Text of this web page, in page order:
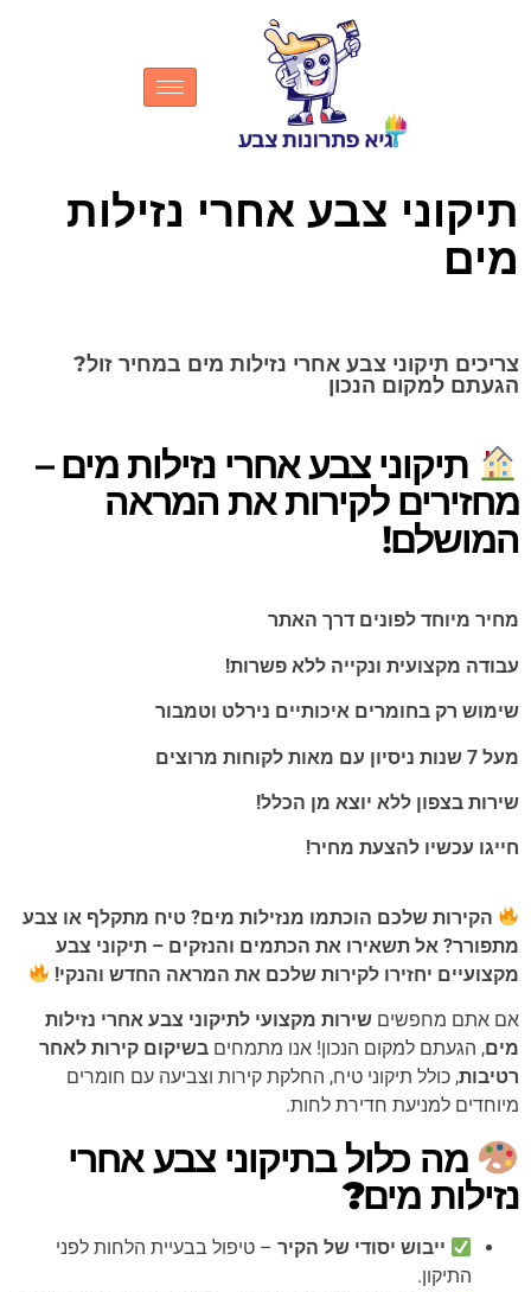
תיקוני צבע אחרי נזילות
מים
צריכים תיקוני צבע אחרי נזילות מים במחיר זול?
הגעתם למקום הנכון
תיקוני צבע אחרי נזילות מים –
מחזירים לקירות את המראה
המושלם!
מחיר מיוחד לפונים דרך האתר
עבודה מקצועית ונקייה ללא פשרות!
שימוש רק בחומרים איכותיים נירלט וטמבור
מעל 7 שנות ניסיון עם מאות לקוחות מרוצים
שירות בצפון ללא יוצא מן הכלל!
חייגו עכשיו להצעת מחיר!
הקירות שלכם הוכתמו מנזילות מים? טיח מתקלף או צבע
מתפורר? אל תשאירו את הכתמים והנזקים – תיקוני צבע
מקצועיים יחזירו לקירות שלכם את המראה החדש והנקי!
אם אתם מחפשים שירות מקצועי לתיקוני צבע אחרי נזילות
מים, הגעתם למקום הנכון! אנו מתמחים בשיקום קירות לאחר
רטיבות, כולל תיקוני טיח, החלקת קירות וצביעה עם חומרים
מיוחדים למניעת חדירת לחות.
מה כלול בתיקוני צבע אחרי
נזילות מים?
ייבוש יסודי של הקיר – טיפול בבעיית הלחות לפני
התיקון.